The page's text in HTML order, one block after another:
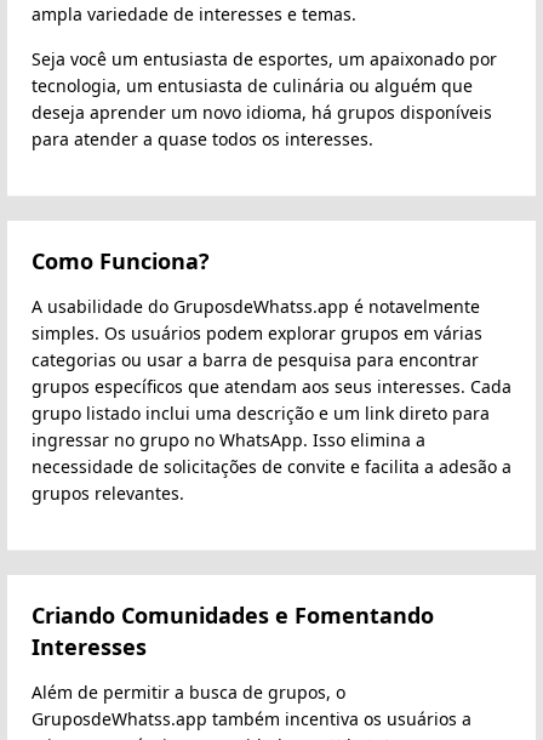
ampla variedade de interesses e temas.
Seja você um entusiasta de esportes, um apaixonado por
tecnologia, um entusiasta de culinária ou alguém que
deseja aprender um novo idioma, há grupos disponíveis
para atender a quase todos os interesses.
Como Funciona?
A usabilidade do GruposdeWhatss.app é notavelmente
simples. Os usuários podem explorar grupos em várias
categorias ou usar a barra de pesquisa para encontrar
grupos específicos que atendam aos seus interesses. Cada
grupo listado inclui uma descrição e um link direto para
ingressar no grupo no WhatsApp. Isso elimina a
necessidade de solicitações de convite e facilita a adesão a
grupos relevantes.
Criando Comunidades e Fomentando
Interesses
Além de permitir a busca de grupos, o
GruposdeWhatss.app também incentiva os usuários a